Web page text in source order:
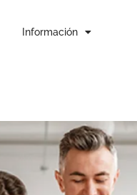
Información